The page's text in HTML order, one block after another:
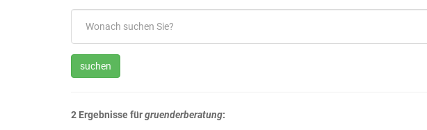
suchen
2 Ergebnisse fürgruenderberatung: